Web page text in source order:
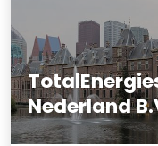
Nederland